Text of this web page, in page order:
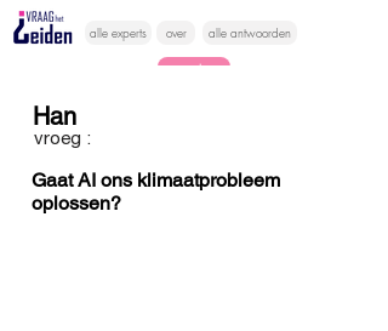
alle experts over alle antwoorden
vragen lessen
Han
vroeg :
Gaat AI ons klimaatprobleem
oplossen?